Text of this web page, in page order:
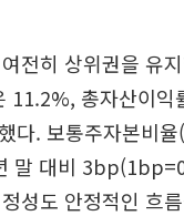
전히 상위권을 유
11.2%, 총자산이익
다. 보통주자본비
말 대비
성도 안정적인 흐